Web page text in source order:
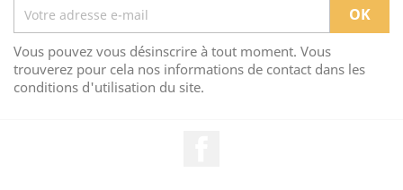
Vous pouvez vous désinscrire à tout moment. Vous
trouverez pour cela nos informations de contact dans les
conditions d'utilisation du site.